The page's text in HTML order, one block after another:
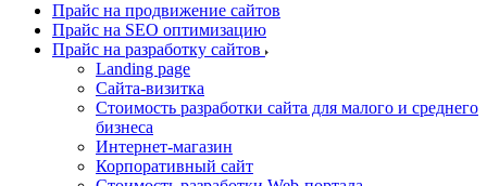
Прайс на продвижение сайтов
Прайс на SEO оптимизацию
Прайс на разработку сайтов
Landing page
Cайта-визитка
Стоимость разработки сайта для малого и среднего
бизнеса
Интернет-магазин
Корпоративный сайт